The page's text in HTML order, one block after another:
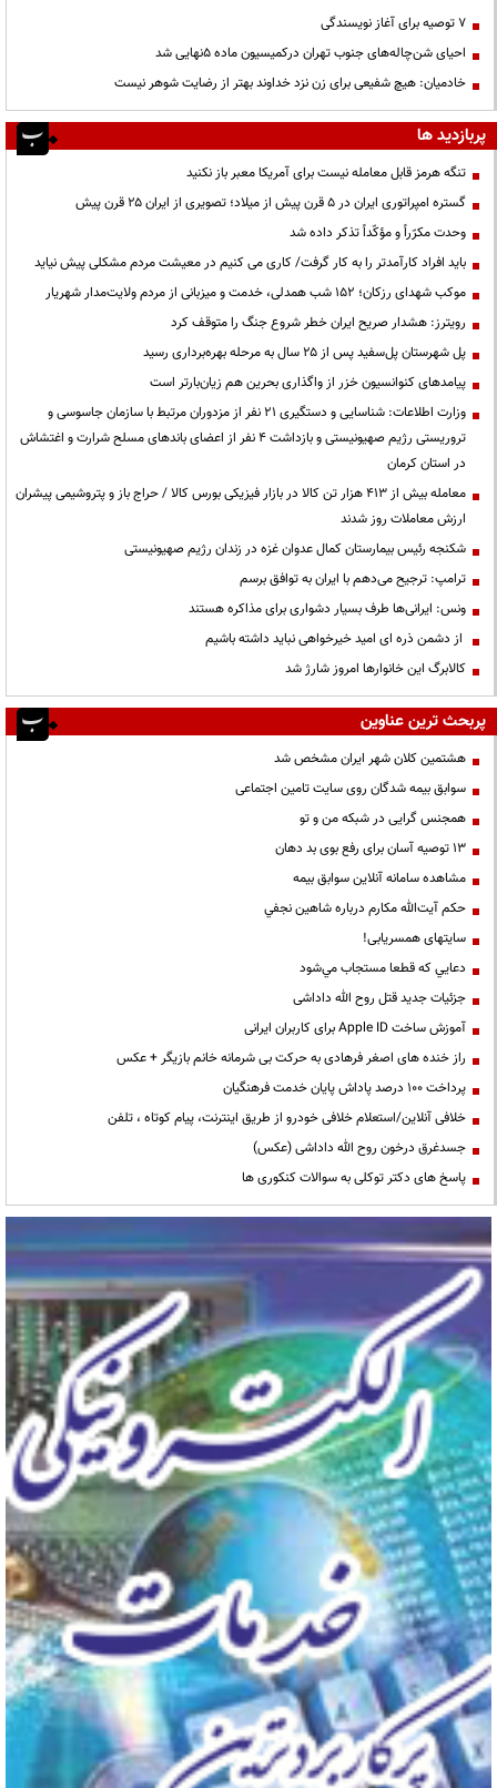
۷ توصیه برای آغاز نویسندگی
احیای شن‌چاله‌های جنوب تهران درکمیسیون ماده ۵نهایی شد
خادمیان: هیچ شفیعی برای زن نزد خداوند بهتر از رضایت شوهر نیست
پربازدید ها
تنگه هرمز قابل معامله نیست برای آمریکا معبر باز نکنید
گستره امپراتوری ایران در ۵ قرن پیش از میلاد؛ تصویری از ایران ۲۵ قرن پیش
وحدت مکرّراً و مؤکّداً تذکر داده شد
باید افراد کارآمدتر را به کار گرفت/ کاری می کنیم در معیشت مردم مشکلی پیش نیاید
موکب شهدای رزکان؛ ۱۵۲ شب همدلی، خدمت و میزبانی از مردم ولایت‌مدار شهریار
رویترز: هشدار صریح ایران خطر شروع جنگ را متوقف کرد
پل شهرستان پل‌سفید پس از ۲۵ سال به مرحله بهره‌برداری رسید
پیامدهای کنوانسیون خزر از واگذاری بحرین هم زیان‌بارتر است
وزارت اطلاعات: شناسایی و دستگیری ۲۱ نفر از مزدوران مرتبط با سازمان جاسوسی و
تروریستی رژیم صهیونیستی و بازداشت ۴ نفر از اعضای باندهای مسلح شرارت و اغتشاش
در استان کرمان
معامله بیش از ۴۱۳ هزار تن کالا در بازار فیزیکی بورس کالا / حراج باز و پتروشیمی پیشران
ارزش معاملات روز شدند
شکنجه رئیس بیمارستان کمال عدوان غزه در زندان رژیم صهیونیستی
ترامپ: ترجیح می‌دهم با ایران به توافق برسم
ونس: ایرانی‌ها طرف بسیار دشواری برای مذاکره هستند
از دشمن ذره ای امید خیرخواهی نباید داشته باشیم
کالابرگ این خانوارها امروز شارژ شد
پربحث ترین عناوین
هشتمین کلان شهر ایران مشخص شد
سوابق بیمه شدگان روی سایت تامین اجتماعی
همجنس گرایی در شبکه من و تو
13 توصیه آسان برای رفع بوی بد دهان
مشاهده سامانه آنلاين سوابق بیمه
حكم آيت‌الله مكارم درباره شاهين نجفي
سایتهای همسریابی!
دعايي كه قطعا مستجاب مي‌شود
جزئیات جدید قتل روح الله داداشی
آموزش ساخت Apple ID برای کاربران ایرانی
راز خنده های اصغر فرهادی به حرکت بی شرمانه خانم بازیگر + عکس
پرداخت ۱۰۰ درصد پاداش پایان خدمت فرهنگیان
خلافی آنلاین/استعلام خلافی خودرو از طریق اینترنت، پیام کوتاه ، تلفن
جسدغرق درخون روح الله داداشی (عکس)
پاسخ های دکتر توکلی به سوالات کنکوری ها